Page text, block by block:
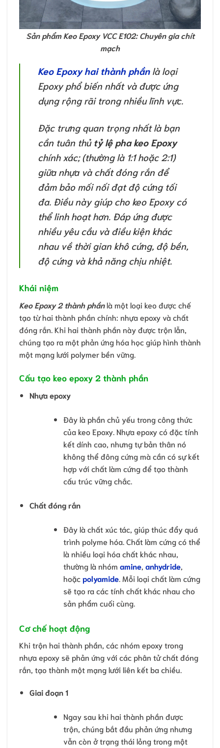
Sản phẩm Keo Epoxy VCC E102: Chuyên gia chít
mạch
Keo Epoxy hai thành phầnlà loại
Epoxy phổ biến nhất và được ứng
dụng rộng rãi trong nhiều lĩnh vực.
Đặc trưng quan trọng nhất là bạn
cần tuân thủ tỷ lệ pha keo Epoxy
chính xác; (thường là 1:1 hoặc 2:1)
giữa nhựa và chất đóng rắn để
đảm bảo mối nối đạt độ cứng tối
đa. Điều này giúp cho keo Epoxy có
thể linh hoạt hơn. Đáp ứng được
nhiều yêu cầu và điều kiện khác
nhau về thời gian khô cứng, độ bền,
độ cứng và khả năng chịu nhiệt.
Khái niệm
Keo Epoxy 2 thành phầnlà một loại keo được chế
tạo từ hai thành phần chính: nhựa epoxy và chất
đóng rắn. Khi hai thành phần này được trộn lẫn,
chúng tạo ra một phản ứng hóa học giúp hình thành
một mạng lưới polymer bền vững.
Cấu tạo keo epoxy 2 thành phần
Nhựa epoxy
Đây là phần chủ yếu trong công thức
của keo Epoxy. Nhựa epoxy có đặc tính
kết dính cao, nhưng tự bản thân nó
không thể đông cứng mà cần có sự kết
hợp với chất làm cứng để tạo thành
cấu trúc vững chắc.
Chất đóng rắn
Đây là chất xúc tác, giúp thúc đẩy quá
trình polyme hóa. Chất làm cứng có thể
là nhiều loại hóa chất khác nhau,
thường là nhóm amine, anhydride,
hoặcpolyamide. Mỗi loại chất làm cứng
sẽ tạo ra các tính chất khác nhau cho
sản phẩm cuối cùng.
Cơ chế hoạt động
Khi trộn hai thành phần, các nhóm epoxy trong
nhựa epoxy sẽ phản ứng với các phân tử chất đóng
rắn, tạo thành một mạng lưới liên kết ba chiều.
Giai đoạn 1
Ngay sau khi hai thành phần được
trộn, chúng bắt đầu phản ứng nhưng
vẫn còn ở trạng thái lỏng trong một